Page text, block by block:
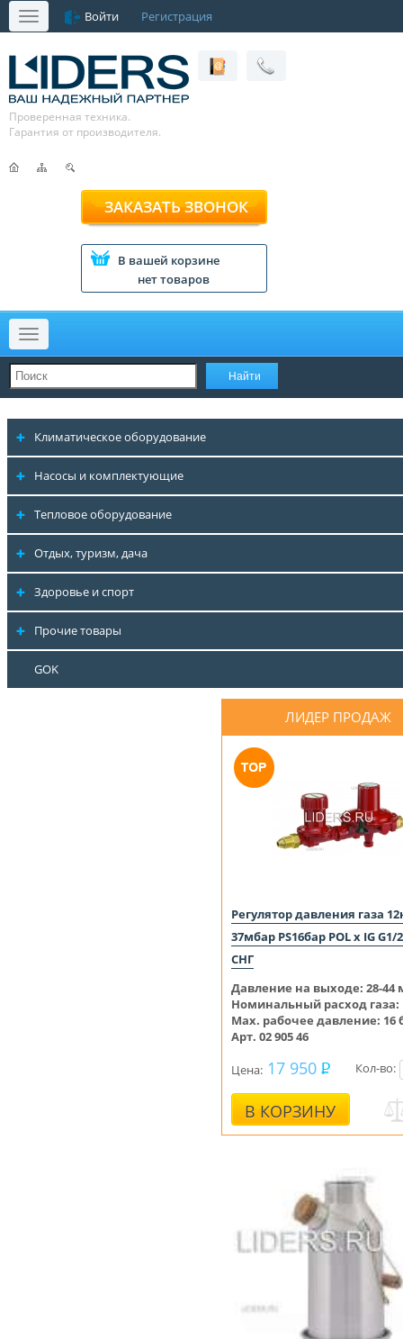
Меню Войти Регистрация
Проверенная техника.
Гарантия от производителя.
ЗАКАЗАТЬ ЗВОНОК
В вашей корзине
нет товаров
Меню
Климатическое оборудование
Насосы и комплектующие
Тепловое оборудование
Отдых, туризм, дача
Здоровье и спорт
Прочие товары
GOK
ЛИДЕР ПРОДАЖ
Регулятор давления газа
37мбар PS16бар POL x IG G1/
СНГ
Давление на выходе: 28-44
Номинальный расход газа:
Max. рабочее давление: 16
Арт. 02 905 46
Цена: 17 950
В КОРЗИНУ
Кол-во: